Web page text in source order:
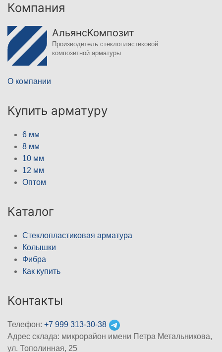
Компания
АльянсКомпозит
Производитель стеклопластиковой
композитной арматуры
О компании
Купить арматуру
6 мм
8 мм
10 мм
12 мм
Оптом
Каталог
Стеклопластиковая арматура
Колышки
Фибра
Как купить
Контакты
Телефон: +7 999 313-30-38
Адрес склада: микрорайон имени Петра Метальникова,
ул. Тополинная, 25